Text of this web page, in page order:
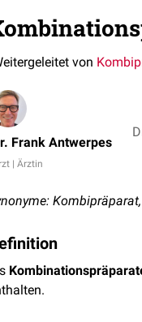
von
Frank Antwerpes
| Ärztin